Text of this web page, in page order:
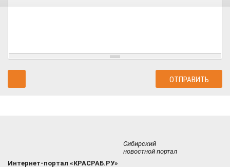
Сибирский
новостной портал
Интернет-портал «КРАСРАБ.РУ»